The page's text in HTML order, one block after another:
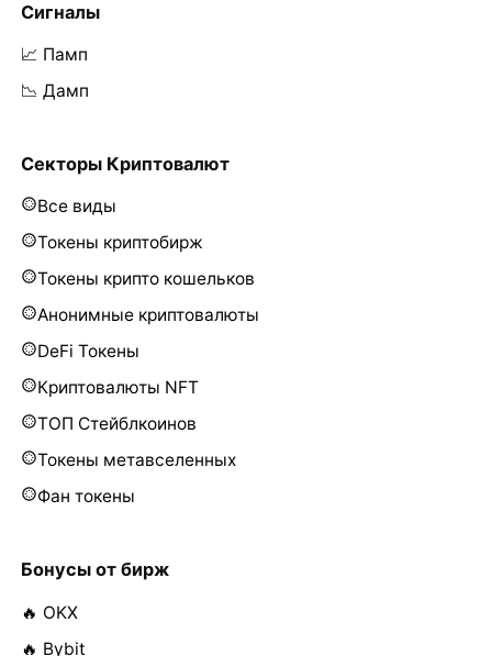
Сигналы
📈 Памп
📉 Дамп
Секторы Криптовалют
Все виды
Токены криптобирж
Токены крипто кошельков
Анонимные криптовалюты
DeFi Токены
Криптовалюты NFT
ТОП Стейблкоинов
Токены метавселенных
Фан токены
Бонусы от бирж
🔥 OKX
🔥 Bybit